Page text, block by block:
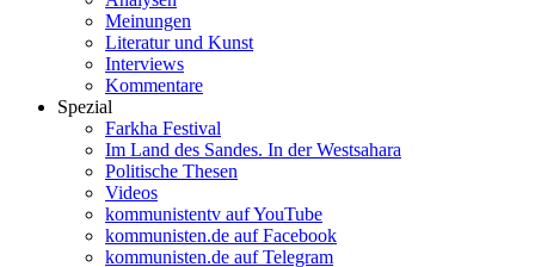
Meinungen
Literatur und Kunst
Interviews
Kommentare
Spezial
Farkha Festival
Im Land des Sandes. In der Westsahara
Politische Thesen
Videos
kommunistentv auf YouTube
kommunisten.de auf Facebook
kommunisten.de auf Telegram